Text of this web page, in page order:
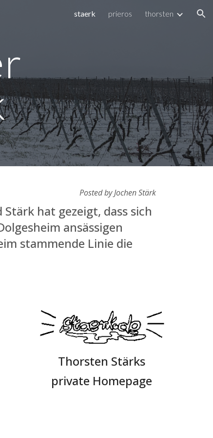
staerk prieros thorsten
Posted by Jochen Stärk
hat gezeigt, dass sich
ansässigen
stammende Linie die
Thorsten Stärks
private Homepage